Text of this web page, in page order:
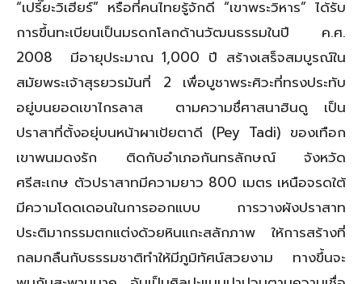
“เปรี๊ยะวิเฮียร์” หรือที่คนไทยรู้จักดี “เขาพระวิหาร” ได้รับ
การขึ้นทะเบียนเป็นมรดกโลกด้านวัฒนธรรมในปี ค.ศ.
2008 มีอายุประมาณ 1,000 ปี สร้างเสร็จสมบูรณ์ใน
สมัยพระเจ้าสุรยวรมันที่ 2 เพื่อบูชาพระศิวะที่ทรงประทับ
อยู่บนยอดเขาไกรลาส ตามความชื่ศาสนาฮินดู เป็น
ปราสาที่ตั้งอยุ่บนหน้าผาเป้ยตาดี (Pey Tadi) ของเทือก
เขาพนมดงรัก ติดกับอำเภอกันทรลักษณ์ จังหวัด
ศรีสะเกษ ตัวปราสาทมีความยาว 800 เมตร เหนือจรดใต้
มีความโดดเดอนในการออกแบบ การวางผังปราสาท
ประติมากรรมตกแต่งด้วยหินแกะสลักภาพ ให้การสร้างที่
กลมกลืนกับธรรมชาติทำให้มีภูมิทัศน์สวยงาม ทางขึ้นจะ